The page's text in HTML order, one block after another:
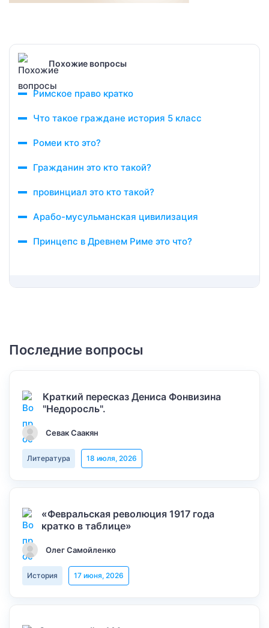
Похожие вопросы
Римское право кратко
Что такое граждане история 5 класс
Ромеи кто это?
Гражданин это кто такой?
провинциал это кто такой?
Арабо-мусульманская цивилизация
Принцепс в Древнем Риме это что?
Последние вопросы
Краткий пересказ Дениса Фонвизина
"Недоросль".
Севак Саакян
Литература 18 июля, 2026
«Февральская революция 1917 года
кратко в таблице»
Олег Самойленко
История 17 июня, 2026